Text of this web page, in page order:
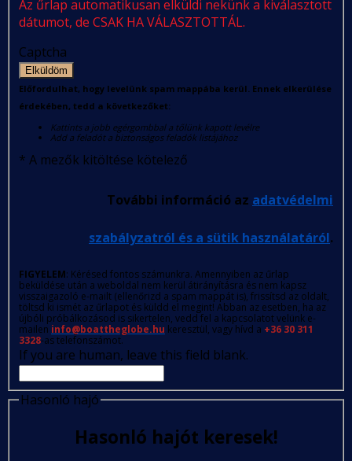
Az űrlap automatikusan elküldi nekünk a kiválasztott
dátumot, de CSAK HA VÁLASZTOTTÁL.
Captcha
Elküldöm
Előfordulhat, hogy levelünk spam mappába kerül. Ennek elkerülése
érdekében, tedd a következőket:
Kattints a jobb egérgombbal a tőlünk kapott levélre
Add a feladót a biztonságos feladók listájához
* A mezők kitöltése kötelező
További információ az adatvédelmi
szabályzatról és a sütik használatáról.
FIGYELEM: Kérésed fontos számunkra. Amennyiben az űrlap
beküldése után a weboldal nem kerül átirányításra és nem kapsz
visszaigazoló e-mailt (ellenőrizd a spam mappát is), frissítsd az oldalt,
töltsd ki ismét az űrlapot és küldd el megint! Abban az esetben, ha az
újbóli próbálkozásod is sikertelen, vedd fel a kapcsolatot velünk e-
mailen info@boattheglobe.hu keresztül, vagy hívd a +36 30 311
3328-as telefonszámot.
If you are human, leave this field blank.
Hasonló hajó
Hasonló hajót keresek!